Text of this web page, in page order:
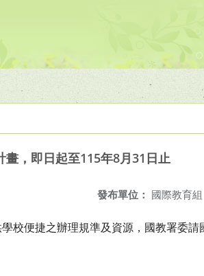
，即日起至115年8月31日止
發布單位： 國際教育組
校便捷之辦理規準及資源，國教署委請